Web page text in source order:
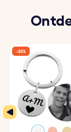
-25%